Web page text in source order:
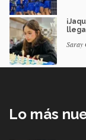
Saray
Lo más